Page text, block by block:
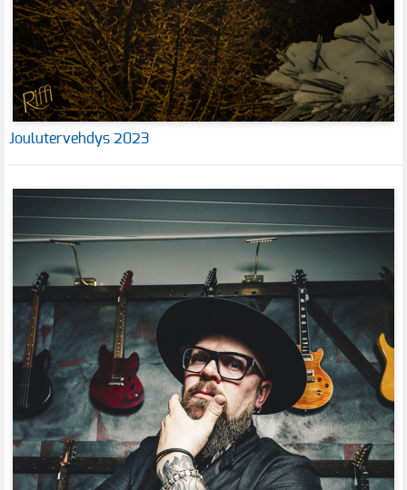
Joulutervehdys 2023